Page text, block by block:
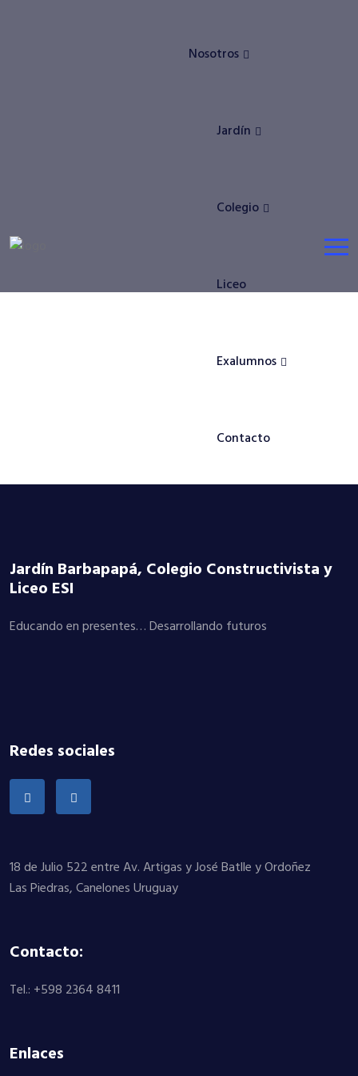
Nosotros
Jardín
Colegio
Liceo
Exalumnos
Contacto
Jardín Barbapapá, Colegio Constructivista y
Liceo ESI
Educando en presentes… Desarrollando futuros
Redes sociales
18 de Julio 522 entre Av. Artigas y José Batlle y Ordoñez
Las Piedras, Canelones Uruguay
Contacto:
Tel.: +598 2364 8411
Enlaces